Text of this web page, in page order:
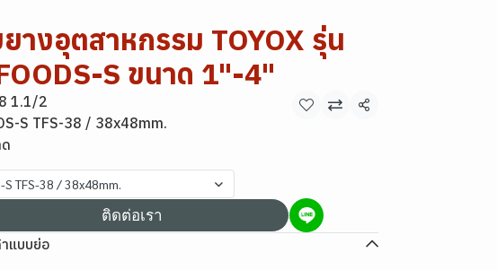
างอุตสาหกรรม TOYOX รุ่น
S ขนาด 1"-4"
1.1/2
S TFS-38 / 38x48mm.
แชร์
S TFS-38 / 38x48mm.
ติดต่อเรา
แบบย่อ